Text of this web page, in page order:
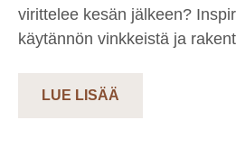
virittelee kesän jälkeen?
käytännön vinkkeistä ja
LUE LISÄÄ